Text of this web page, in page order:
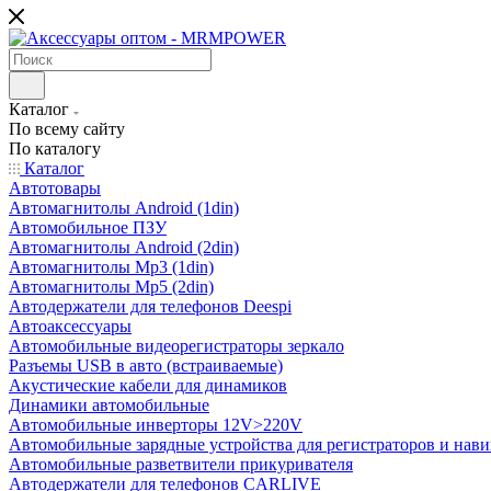
Каталог
По всему сайту
По каталогу
Каталог
Автотовары
Автомагнитолы Android (1din)
Автомобильное ПЗУ
Автомагнитолы Android (2din)
Автомагнитолы Mp3 (1din)
Автомагнитолы Mp5 (2din)
Автодержатели для телефонов Deespi
Автоаксессуары
Автомобильные видеорегистраторы зеркало
Разъемы USB в авто (встраиваемые)
Акустические кабели для динамиков
Динамики автомобильные
Автомобильные инверторы 12V>220V
Автомобильные зарядные устройства для регистраторов и
Автомобильные разветвители прикуривателя
Автодержатели для телефонов CARLIVE